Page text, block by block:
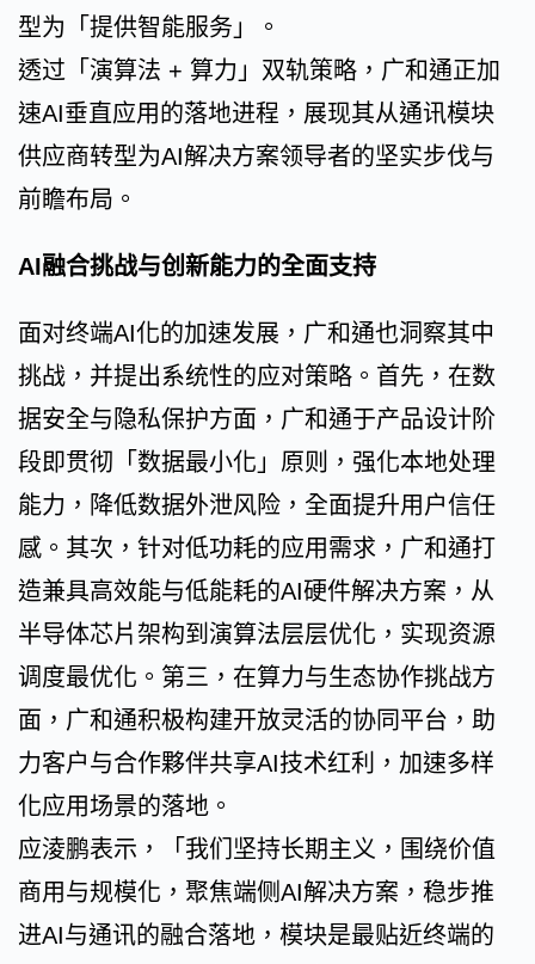
型为「提供智能服务」。
透过「演算法 + 算力」双轨策略，广和通正加
速AI垂直应用的落地进程，展现其从通讯模块
供应商转型为AI解决方案领导者的坚实步伐与
前瞻布局。
AI融合挑战与创新能力的全面支持
面对终端AI化的加速发展，广和通也洞察其中
挑战，并提出系统性的应对策略。首先，在数
据安全与隐私保护方面，广和通于产品设计阶
段即贯彻「数据最小化」原则，强化本地处理
能力，降低数据外泄风险，全面提升用户信任
感。其次，针对低功耗的应用需求，广和通打
造兼具高效能与低能耗的AI硬件解决方案，从
半导体芯片架构到演算法层层优化，实现资源
调度最优化。第三，在算力与生态协作挑战方
面，广和通积极构建开放灵活的协同平台，助
力客户与合作夥伴共享AI技术红利，加速多样
化应用场景的落地。
应淩鹏表示，「我们坚持长期主义，围绕价值
商用与规模化，聚焦端侧AI解决方案，稳步推
进AI与通讯的融合落地，模块是最贴近终端的